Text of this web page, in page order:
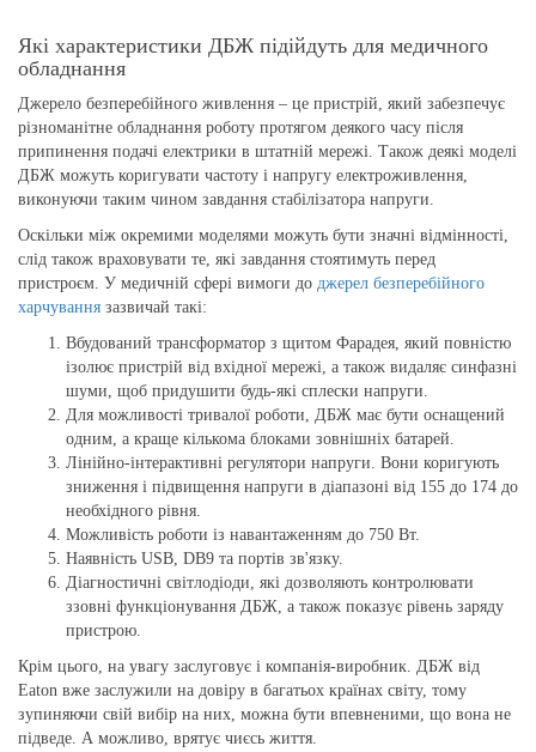
Які характеристики ДБЖ підійдуть для медичного
обладнання
Джерело безперебійного живлення – це пристрій, який забезпечує
різноманітне обладнання роботу протягом деякого часу після
припинення подачі електрики в штатній мережі. Також деякі моделі
ДБЖ можуть коригувати частоту і напругу електроживлення,
виконуючи таким чином завдання стабілізатора напруги.
Оскільки між окремими моделями можуть бути значні відмінності,
слід також враховувати те, які завдання стоятимуть перед
пристроєм. У медичній сфері вимоги до джерел безперебійного
харчування зазвичай такі:
Вбудований трансформатор з щитом Фарадея, який повністю
ізолює пристрій від вхідної мережі, а також видаляє синфазні
шуми, щоб придушити будь-які сплески напруги.
Для можливості тривалої роботи, ДБЖ має бути оснащений
одним, а краще кількома блоками зовнішніх батарей.
Лінійно-інтерактивні регулятори напруги. Вони коригують
зниження і підвищення напруги в діапазоні від 155 до 174 до
необхідного рівня.
Можливість роботи із навантаженням до 750 Вт.
Наявність USB, DB9 та портів зв'язку.
Діагностичні світлодіоди, які дозволяють контролювати
ззовні функціонування ДБЖ, а також показує рівень заряду
пристрою.
Крім цього, на увагу заслуговує і компанія-виробник. ДБЖ від
Eaton вже заслужили на довіру в багатьох країнах світу, тому
зупиняючи свій вибір на них, можна бути впевненими, що вона не
підведе. А можливо, врятує чиєсь життя.